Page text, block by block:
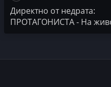
Директно от недрата:
ПРОТАГОНИСТА - На